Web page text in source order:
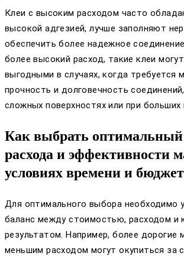
Клеи с высоким расходом часто
высокой адгезией, лучше заполняют
обеспечить более надежное
более высокий расход, такие клеи
выгодными в случаях, когда требуется
прочность и долговечность
сложных поверхностях или при больших
Как выбрать
расхода и эффективности
условиях времени и
Для оптимального выбора необходимо
баланс между стоимостью, расходом и
результатом. Например, более дорогие
меньшим расходом могут окупиться за